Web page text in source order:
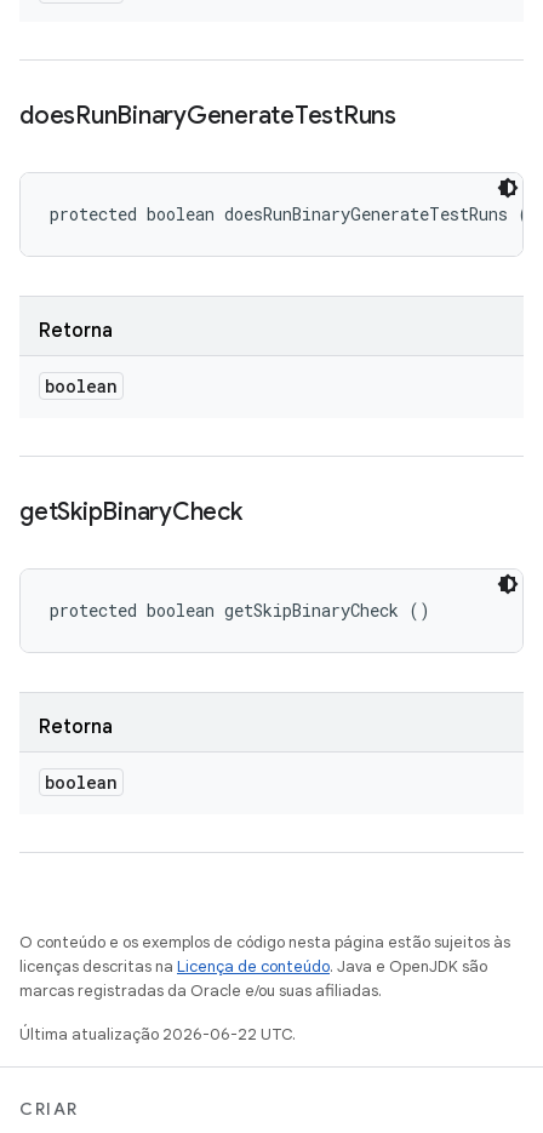
doesRunBinaryGenerateTestRuns
protected boolean doesRunBinaryGenerateTestRuns ()
Retorna
boolean
getSkipBinaryCheck
protected boolean getSkipBinaryCheck ()
Retorna
boolean
O conteúdo e os exemplos de código nesta página estão sujeitos às
licenças descritas na Licença de conteúdo. Java e OpenJDK são
marcas registradas da Oracle e/ou suas afiliadas.
Última atualização 2026-06-22 UTC.
CRIAR